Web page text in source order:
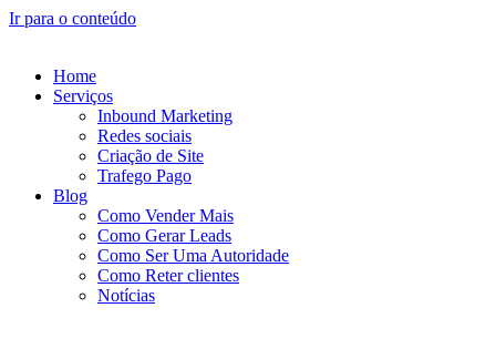
Ir para o conteúdo
Home
Serviços
Inbound Marketing
Redes sociais
Criação de Site
Trafego Pago
Blog
Como Vender Mais
Como Gerar Leads
Como Ser Uma Autoridade
Como Reter clientes
Notícias